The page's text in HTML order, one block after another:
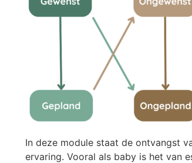
In deze module staat de ontvangst
ervaring. Vooral als baby is het van